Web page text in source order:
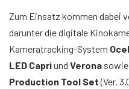
Zum Einsatz kommen dabei
darunter die digitale
Kameratracking-System
LED Capriund Verona
Production Tool Set(Ver.